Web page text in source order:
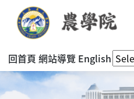
回首頁 網站導覽 English